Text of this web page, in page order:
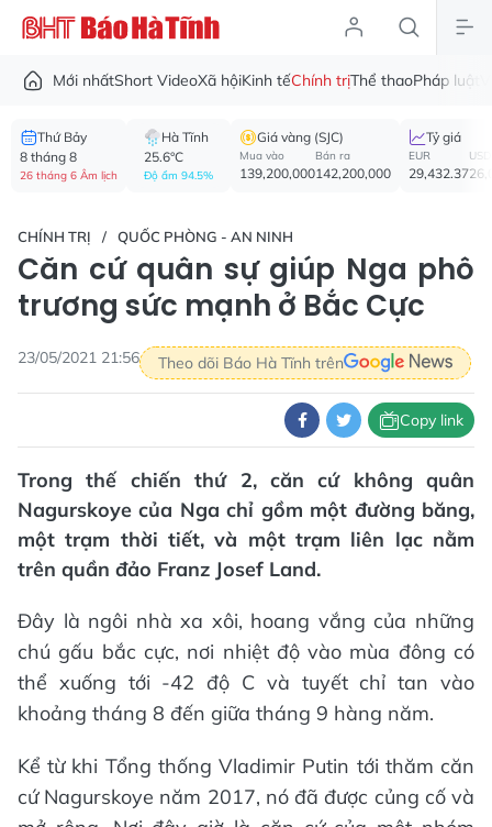
Mới nhấtShort VideoXã hộiKinh tếChính trịThể thaoPháp luật
Thứ Bảy
8 tháng 8
26 tháng 6 Âm lịch
Hà Tĩnh
25.6°C
Độ ẩm 94.5%
Giá vàng (SJC)
Mua vào
139,200,000
Bán ra
142,200,000
Tỷ giá
EUR
29,432.37
USD
CHÍNH TRỊ QUỐC PHÒNG - AN NINH
Căn cứ quân sự giúp Nga phô
trương sức mạnh ở Bắc Cực
23/05/2021 21:56 Theo dõi Báo Hà Tĩnh trên
Copy link
Trong thế chiến thứ 2, căn cứ không quân
Nagurskoye của Nga chỉ gồm một đường băng,
một trạm thời tiết, và một trạm liên lạc nằm
trên quần đảo Franz Josef Land.
Đây là ngôi nhà xa xôi, hoang vắng của những
chú gấu bắc cực, nơi nhiệt độ vào mùa đông có
thể xuống tới -42 độ C và tuyết chỉ tan vào
khoảng tháng 8 đến giữa tháng 9 hàng năm.
Kể từ khi Tổng thống Vladimir Putin tới thăm căn
cứ Nagurskoye năm 2017, nó đã được củng cố và